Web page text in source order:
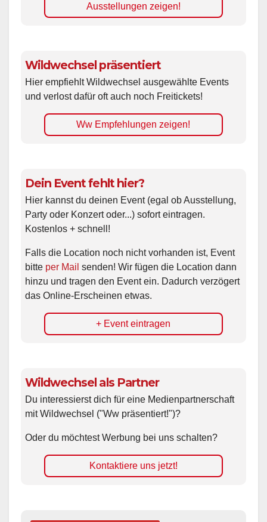
Ausstellungen zeigen!
Wildwechsel präsentiert
Hier empfiehlt Wildwechsel ausgewählte Events
und verlost dafür oft auch noch Freitickets!
Ww Empfehlungen zeigen!
Dein Event fehlt hier?
Hier kannst du deinen Event (egal ob Ausstellung,
Party oder Konzert oder...) sofort eintragen.
Kostenlos + schnell!
Falls die Location noch nicht vorhanden ist, Event
bitte per Mail senden! Wir fügen die Location dann
hinzu und tragen den Event ein. Dadurch verzögert
das Online-Erscheinen etwas.
+ Event eintragen
Wildwechsel als Partner
Du interessierst dich für eine Medienpartnerschaft
mit Wildwechsel ("Ww präsentiert!")?
Oder du möchtest Werbung bei uns schalten?
Kontaktiere uns jetzt!